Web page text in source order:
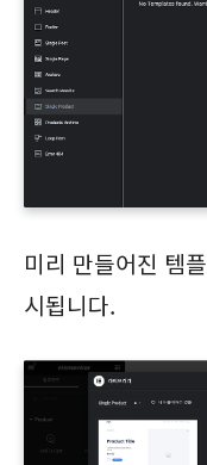
미리 만들어진 템
시됩니다.